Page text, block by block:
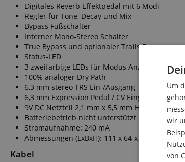
Digitales Reverb Effektpedal mit 6 Modi
Regler für Tone, Decay und Mix
Bypass Fußschalter
Interner Mono-Stereo Schalter
True Bypass und optionaler Trails Bypass
Status-LED
3 zweifarbige LEDs für Modus Anzeige
100% analoger Dry Path
6,3 mm stereo TRS Ein-/Ausgang – kann als
6,3 mm Expression Pedal / CV Eingang
9V DC Netzteil 2,1 mm x 5,5 mm Hohlstecker,
Batteriebetrieb nicht unterstützt
Stromaufnahme: 240 mA
Abmessungen (LxBxH): 111 x 64 x 49 mm
Kabel
Um
wir
von